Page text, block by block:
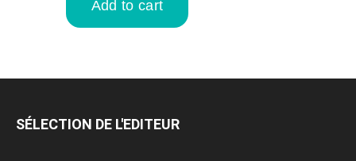
SÉLECTION DE L'EDITEUR